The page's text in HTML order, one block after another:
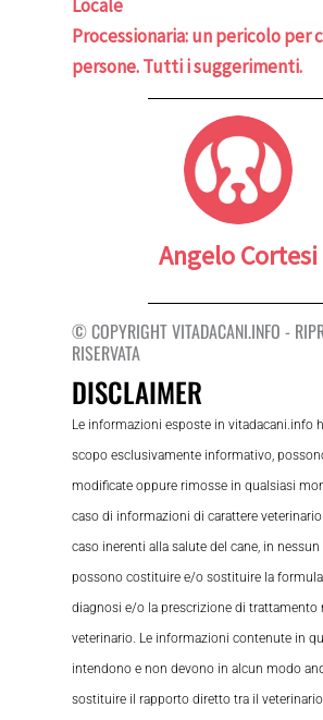
Locale
Processionaria: un pericolo per
persone. Tutti i suggerimenti.
Angelo Cortesi
© COPYRIGHT VITADACANI.INFO -
RISERVATA
DISCLAIMER
Le informazioni esposte in vitadacani.info
scopo esclusivamente informativo,
modificate oppure rimosse in qualsiasi
caso di informazioni di carattere
caso inerenti alla salute del cane, in
possono costituire e/o sostituire la
diagnosi e/o la prescrizione di trattamento
veterinario. Le informazioni contenute in
intendono e non devono in alcun modo
sostituire il rapporto diretto tra il